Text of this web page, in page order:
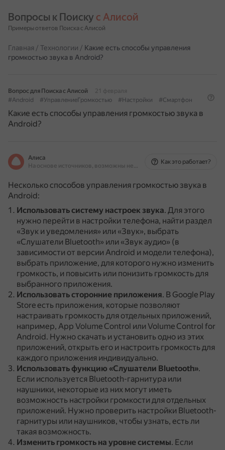
Вопросы к Поиску с Алисой
Примеры ответов Поиска с Алисой
Главная / Технологии / Какие есть способы управления
громкостью звука в Android?
Вопрос для Поиска с Алисой
21 февраля
#Android
#УправлениеГромкостью #Настройки #Смартфон
Какие есть способы управления громкостью звука в
Android?
Алиса
На основе источников, возможны неточности
Как это работает?
Несколько способов управления громкостью звука в
Android:
Использовать систему настроек звука. Для этого
нужно перейти в настройки телефона, найти раздел
«Звук и уведомления» или «Звук», выбрать
«Слушатели Bluetooth» или «Звук аудио» (в
зависимости от версии Android и модели телефона),
выбрать приложение, для которого нужно изменить
громкость, и повысить или понизить громкость для
выбранного приложения.
Использовать сторонние приложения. В Google Play
Store есть приложения, которые позволяют
настраивать громкость для отдельных приложений,
например, App Volume Control или Volume Control for
Android. Нужно скачать и установить одно из этих
приложений, открыть его и настроить громкость для
каждого приложения индивидуально.
Использовать функцию «Слушатели Bluetooth».
Если используется Bluetooth-гарнитура или
наушники, некоторые из них могут иметь
возможность настройки громкости для отдельных
приложений. Нужно проверить настройки Bluetooth-
гарнитуры или наушников, чтобы узнать, есть ли
такая возможность.
Изменить громкость на уровне системы. Если